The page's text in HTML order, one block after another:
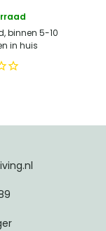
binnen 5-10
in huis